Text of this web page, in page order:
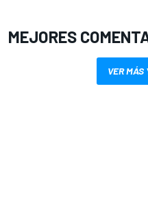
MEJORES
VER MÁS